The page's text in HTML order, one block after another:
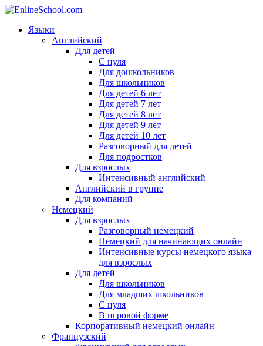
Языки
Английский
Для детей
С нуля
Для дошкольников
Для школьников
Для детей 6 лет
Для детей 7 лет
Для детей 8 лет
Для детей 9 лет
Для детей 10 лет
Разговорный для детей
Для подростков
Для взрослых
Интенсивный английский
Английский в группе
Для компаний
Немецкий
Для взрослых
Разговорный немецкий
Немецкий для начинающих онлайн
Интенсивные курсы немецкого языка
для взрослых
Для детей
Для школьников
Для младших школьников
С нуля
В игровой форме
Корпоративный немецкий онлайн
Французский